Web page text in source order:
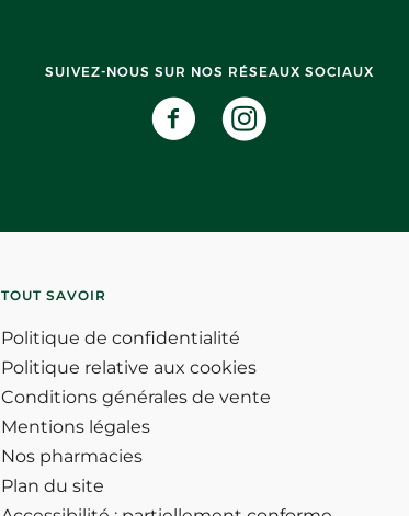
SUIVEZ-NOUS SUR NOS RÉSEAUX SOCIAUX
TOUT SAVOIR
Politique de confidentialité
Politique relative aux cookies
Conditions générales de vente
Mentions légales
Nos pharmacies
Plan du site